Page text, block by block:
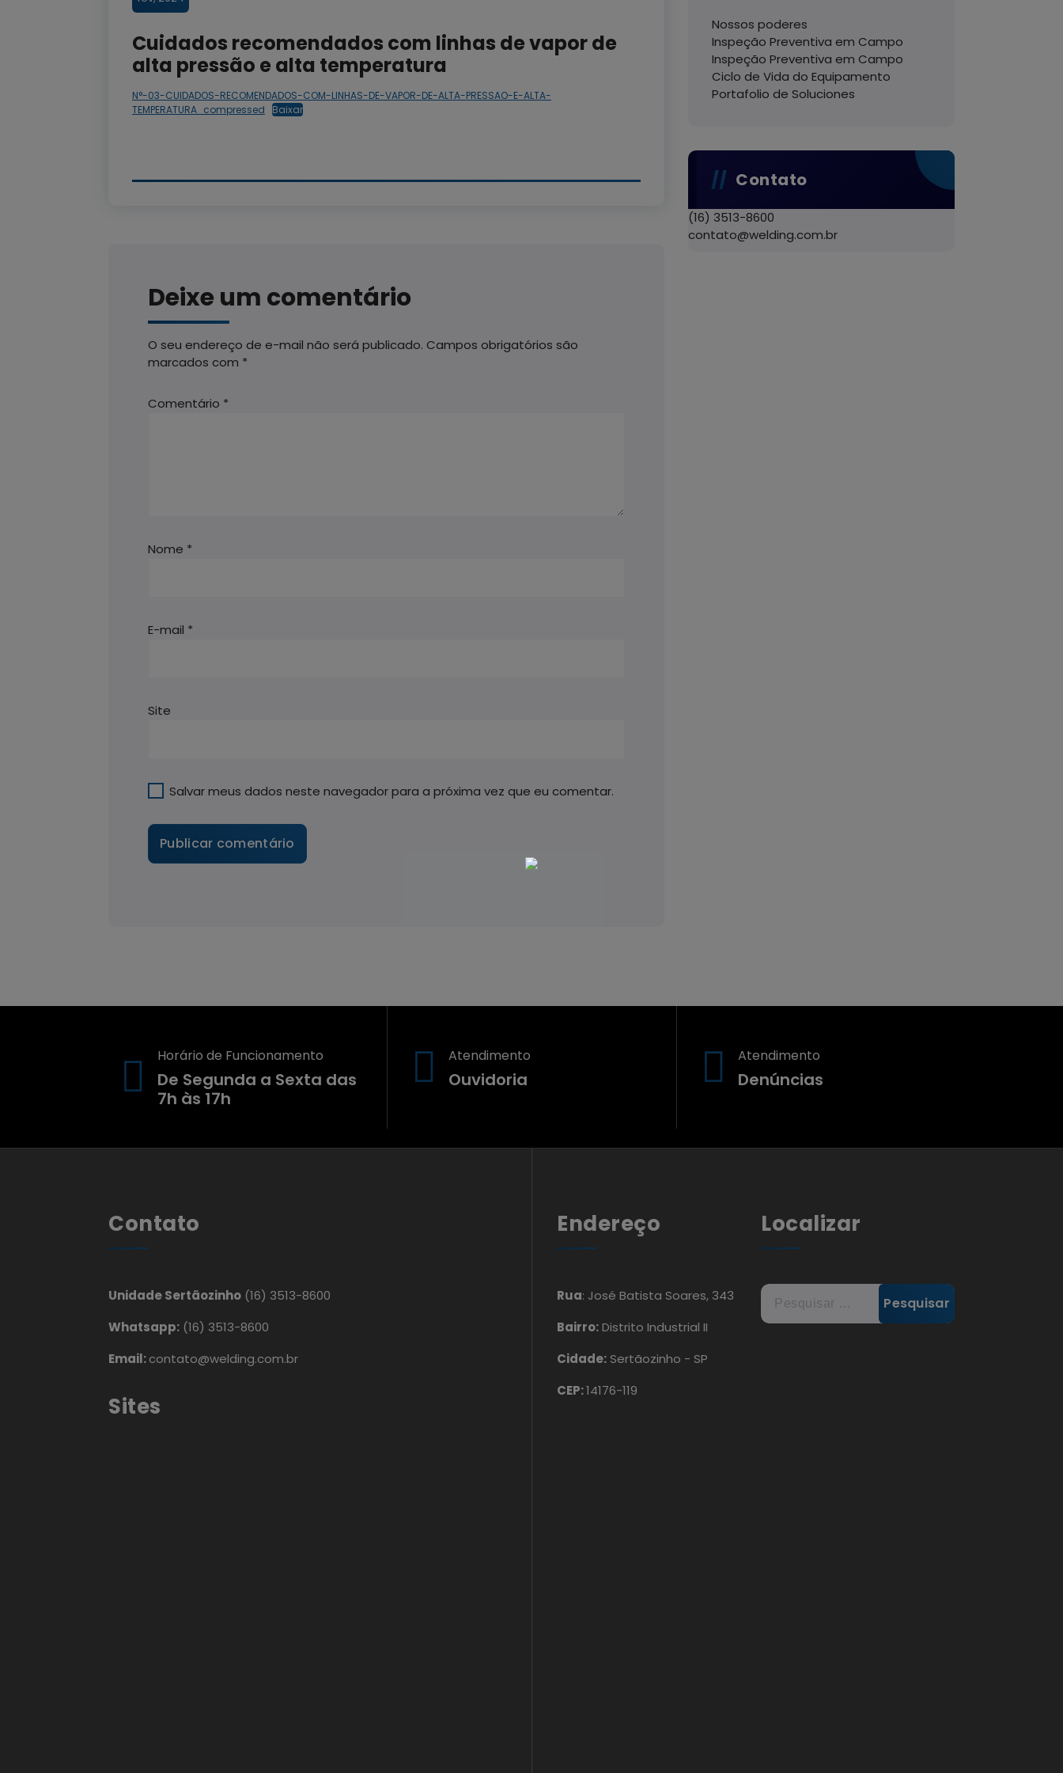
Cuidados recomendados com linhas de vapor de
alta pressão e alta temperatura
N°-03-CUIDADOS-RECOMENDADOS-COM-LINHAS-DE-VAPOR-DE-ALTA-PRESSAO-E-ALTA-
TEMPERATURA_compressed Baixar
Deixe um comentário
O seu endereço de e-mail não será publicado. Campos obrigatórios são
marcados com *
Comentário *
Nome *
E-mail *
Site
Salvar meus dados neste navegador para a próxima vez que eu comentar.
Nossos poderes
Inspeção Preventiva em Campo
Inspeção Preventiva em Campo
Ciclo de Vida do Equipamento
Portafolio de Soluciones
Contato
(16) 3513-8600
contato@welding.com.br
Horário de Funcionamento
De Segunda a Sexta das
7h às 17h
Atendimento
Ouvidoria
Atendimento
Denúncias
Contato
Unidade Sertãozinho (16) 3513-8600
Whatsapp: (16) 3513-8600
Email:contato@welding.com.br
Sites
Endereço
Rua: José Batista Soares, 343
Bairro:Distrito Industrial II
Cidade: Sertãozinho - SP
CEP:14176-119
Localizar
Pesquisar
por: